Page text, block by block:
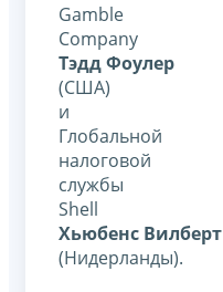
Gamble
Company
Тэдд Фоулер
(США)
и
Глобальной
налоговой
службы
Shell
Хьюбенс Вилберт
(Нидерланды).